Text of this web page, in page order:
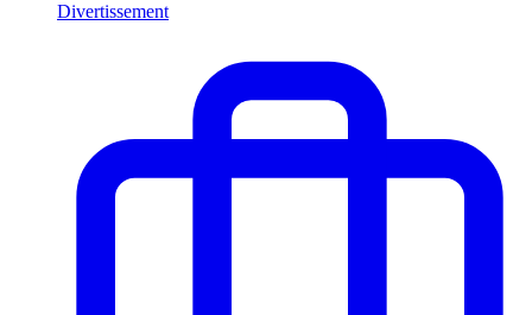
Divertissement